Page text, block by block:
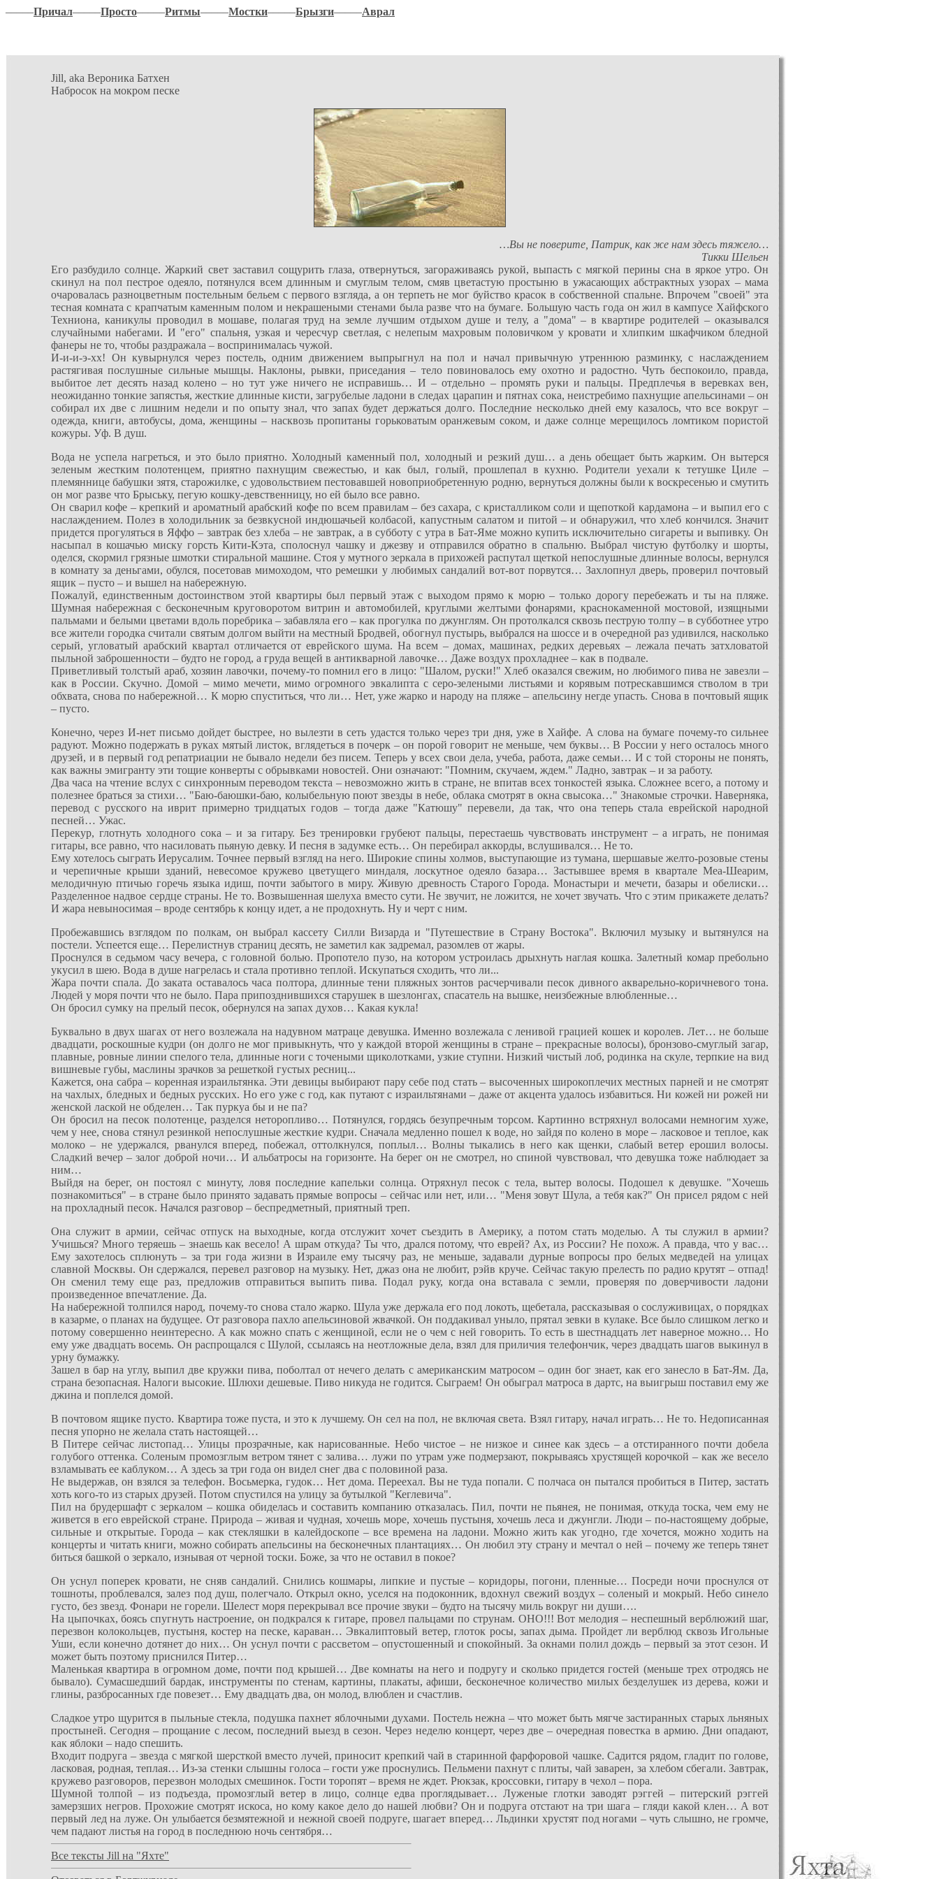
–––––Причал–––––Просто–––––Ритмы–––––Мостки–––––Брызги–––––Аврал
Jill, aka Вероника Батхен
Набросок на мокром песке
…Вы не поверите, Патрик, как же нам здесь тяжело…
Тикки Шельен
Его разбудило солнце. Жаркий свет заставил сощурить глаза, отвернуться, загораживаясь рукой, выпасть с мягкой перины сна в яркое утро. Он
скинул на пол пестрое одеяло, потянулся всем длинным и смуглым телом, смяв цветастую простыню в ужасающих абстрактных узорах – мама
очаровалась разноцветным постельным бельем с первого взгляда, а он терпеть не мог буйство красок в собственной спальне. Впрочем "своей" эта
тесная комната с крапчатым каменным полом и некрашеными стенами была разве что на бумаге. Большую часть года он жил в кампусе Хайфского
Техниона, каникулы проводил в мошаве, полагая труд на земле лучшим отдыхом душе и телу, а "дома" – в квартире родителей – оказывался
случайными набегами. И "его" спальня, узкая и чересчур светлая, с нелепым махровым половичком у кровати и хлипким шкафчиком бледной
фанеры не то, чтобы раздражала – воспринималась чужой.
И-и-и-э-хх! Он кувырнулся через постель, одним движением выпрыгнул на пол и начал привычную утреннюю разминку, с наслаждением
растягивая послушные сильные мышцы. Наклоны, рывки, приседания – тело повиновалось ему охотно и радостно. Чуть беспокоило, правда,
выбитое лет десять назад колено – но тут уже ничего не исправишь… И – отдельно – промять руки и пальцы. Предплечья в веревках вен,
неожиданно тонкие запястья, жесткие длинные кисти, загрубелые ладони в следах царапин и пятнах сока, неистребимо пахнущие апельсинами – он
собирал их две с лишним недели и по опыту знал, что запах будет держаться долго. Последние несколько дней ему казалось, что все вокруг –
одежда, книги, автобусы, дома, женщины – насквозь пропитаны горьковатым оранжевым соком, и даже солнце мерещилось ломтиком пористой
кожуры. Уф. В душ.
Вода не успела нагреться, и это было приятно. Холодный каменный пол, холодный и резкий душ… а день обещает быть жарким. Он вытерся
зеленым жестким полотенцем, приятно пахнущим свежестью, и как был, голый, прошлепал в кухню. Родители уехали к тетушке Циле –
племяннице бабушки зятя, старожилке, с удовольствием пестовавшей новоприобретенную родню, вернуться должны были к воскресенью и смутить
он мог разве что Брыську, пегую кошку-девственницу, но ей было все равно.
Он сварил кофе – крепкий и ароматный арабский кофе по всем правилам – без сахара, с кристалликом соли и щепоткой кардамона – и выпил его с
наслаждением. Полез в холодильник за безвкусной индюшачьей колбасой, капустным салатом и питой – и обнаружил, что хлеб кончился. Значит
придется прогуляться в Яффо – завтрак без хлеба – не завтрак, а в субботу с утра в Бат-Яме можно купить исключительно сигареты и выпивку. Он
насыпал в кошачью миску горсть Кити-Кэта, сполоснул чашку и джезву и отправился обратно в спальню. Выбрал чистую футболку и шорты,
оделся, скормил грязные шмотки стиральной машине. Стоя у мутного зеркала в прихожей распутал щеткой непослушные длинные волосы, вернулся
в комнату за деньгами, обулся, посетовав мимоходом, что ремешки у любимых сандалий вот-вот порвутся… Захлопнул дверь, проверил почтовый
ящик – пусто – и вышел на набережную.
Пожалуй, единственным достоинством этой квартиры был первый этаж с выходом прямо к морю – только дорогу перебежать и ты на пляже.
Шумная набережная с бесконечным круговоротом витрин и автомобилей, круглыми желтыми фонарями, краснокаменной мостовой, изящными
пальмами и белыми цветами вдоль поребрика – забавляла его – как прогулка по джунглям. Он протолкался сквозь пеструю толпу – в субботнее утро
все жители городка считали святым долгом выйти на местный Бродвей, обогнул пустырь, выбрался на шоссе и в очередной раз удивился, насколько
серый, угловатый арабский квартал отличается от еврейского шума. На всем – домах, машинах, редких деревьях – лежала печать затхловатой
пыльной заброшенности – будто не город, а груда вещей в антикварной лавочке… Даже воздух прохладнее – как в подвале.
Приветливый толстый араб, хозяин лавочки, почему-то помнил его в лицо: "Шалом, руски!" Хлеб оказался свежим, но любимого пива не завезли –
как в России. Скучно. Домой – мимо мечети, мимо огромного эвкалипта с серо-зелеными листьями и корявым потрескавшимся стволом в три
обхвата, снова по набережной… К морю спуститься, что ли… Нет, уже жарко и народу на пляже – апельсину негде упасть. Снова в почтовый ящик
– пусто.
Конечно, через И-нет письмо дойдет быстрее, но вылезти в сеть удастся только через три дня, уже в Хайфе. А слова на бумаге почему-то сильнее
радуют. Можно подержать в руках мятый листок, вглядеться в почерк – он порой говорит не меньше, чем буквы… В России у него осталось много
друзей, и в первый год репатриации не бывало недели без писем. Теперь у всех свои дела, учеба, работа, даже семьи… И с той стороны не понять,
как важны эмигранту эти тощие конверты с обрывками новостей. Они означают: "Помним, скучаем, ждем." Ладно, завтрак – и за работу.
Два часа на чтение вслух с синхронным переводом текста – невозможно жить в стране, не впитав всех тонкостей языка. Сложнее всего, а потому и
полезнее браться за стихи… "Баю-баюшки-баю, колыбельную поют звезды в небе, облака смотрят в окна свысока…" Знакомые строчки. Наверняка,
перевод с русского на иврит примерно тридцатых годов – тогда даже "Катюшу" перевели, да так, что она теперь стала еврейской народной
песней… Ужас.
Перекур, глотнуть холодного сока – и за гитару. Без тренировки грубеют пальцы, перестаешь чувствовать инструмент – а играть, не понимая
гитары, все равно, что насиловать пьяную девку. И песня в задумке есть… Он перебирал аккорды, вслушивался… Не то.
Ему хотелось сыграть Иерусалим. Точнее первый взгляд на него. Широкие спины холмов, выступающие из тумана, шершавые желто-розовые стены
и черепичные крыши зданий, невесомое кружево цветущего миндаля, лоскутное одеяло базара… Застывшее время в квартале Меа-Шеарим,
мелодичную птичью горечь языка идиш, почти забытого в миру. Живую древность Старого Города. Монастыри и мечети, базары и обелиски…
Разделенное надвое сердце страны. Не то. Возвышенная шелуха вместо сути. Не звучит, не ложится, не хочет звучать. Что с этим прикажете делать?
И жара невыносимая – вроде сентябрь к концу идет, а не продохнуть. Ну и черт с ним.
Пробежавшись взглядом по полкам, он выбрал кассету Силли Визарда и "Путешествие в Страну Востока". Включил музыку и вытянулся на
постели. Успеется еще… Перелистнув страниц десять, не заметил как задремал, разомлев от жары.
Проснулся в седьмом часу вечера, с головной болью. Пропотело пузо, на котором устроилась дрыхнуть наглая кошка. Залетный комар пребольно
укусил в шею. Вода в душе нагрелась и стала противно теплой. Искупаться сходить, что ли...
Жара почти спала. До заката оставалось часа полтора, длинные тени пляжных зонтов расчерчивали песок дивного акварельно-коричневого тона.
Людей у моря почти что не было. Пара припозднившихся старушек в шезлонгах, спасатель на вышке, неизбежные влюбленные…
Он бросил сумку на прелый песок, обернулся на запах духов… Какая кукла!
Буквально в двух шагах от него возлежала на надувном матраце девушка. Именно возлежала с ленивой грацией кошек и королев. Лет… не больше
двадцати, роскошные кудри (он долго не мог привыкнуть, что у каждой второй женщины в стране – прекрасные волосы), бронзово-смуглый загар,
плавные, ровные линии спелого тела, длинные ноги с точеными щиколотками, узкие ступни. Низкий чистый лоб, родинка на скуле, терпкие на вид
вишневые губы, маслины зрачков за решеткой густых ресниц...
Кажется, она сабра – коренная израильтянка. Эти девицы выбирают пару себе под стать – высоченных широкоплечих местных парней и не смотрят
на чахлых, бледных и бедных русских. Но его уже с год, как путают с израильтянами – даже от акцента удалось избавиться. Ни кожей ни рожей ни
женской лаской не обделен… Так пуркуа бы и не па?
Он бросил на песок полотенце, разделся неторопливо… Потянулся, гордясь безупречным торсом. Картинно встряхнул волосами немногим хуже,
чем у нее, снова стянул резинкой непослушные жесткие кудри. Сначала медленно пошел к воде, но зайдя по колено в море – ласковое и теплое, как
молоко – не удержался, рванулся вперед, побежал, оттолкнулся, поплыл… Волны тыкались в него как щенки, слабый ветер ерошил волосы.
Сладкий вечер – залог доброй ночи… И альбатросы на горизонте. На берег он не смотрел, но спиной чувствовал, что девушка тоже наблюдает за
ним…
Выйдя на берег, он постоял с минуту, ловя последние капельки солнца. Отряхнул песок с тела, вытер волосы. Подошел к девушке. "Хочешь
познакомиться" – в стране было принято задавать прямые вопросы – сейчас или нет, или… "Меня зовут Шула, а тебя как?" Он присел рядом с ней
на прохладный песок. Начался разговор – беспредметный, приятный треп.
Она служит в армии, сейчас отпуск на выходные, когда oтслужит хочет съездить в Америку, а потом стать моделью. А ты служил в армии?
Учишься? Много теряешь – знаешь как весело! А шрам откуда? Ты что, дрался потому, что еврей? Ах, из России? Не похож. А правда, что у вас…
Ему захотелось сплюнуть – за три года жизни в Израиле ему тысячу раз, не меньше, задавали дурные вопросы про белых медведей на улицах
славной Москвы. Он сдержался, перевел разговор на музыку. Нет, джаз она не любит, рэйв круче. Сейчас такую прелесть по радио крутят – отпад!
Он сменил тему еще раз, предложив отправиться выпить пива. Подал руку, когда она вставала с земли, проверяя по доверчивости ладони
произведенное впечатление. Да.
На набережной толпился народ, почему-то снова стало жарко. Шула уже держала его под локоть, щебетала, рассказывая о сослуживицах, о порядках
в казарме, о планах на будущее. От разговора пахло апельсиновой жвачкой. Он поддакивал уныло, прятал зевки в кулаке. Все было слишком легко и
потому совершенно неинтересно. А как можно спать с женщиной, если не о чем с ней говорить. То есть в шестнадцать лет наверное можно… Но
ему уже двадцать восемь. Он распрощался с Шулой, ссылаясь на неотложные дела, взял для приличия телефончик, через двадцать шагов выкинул в
урну бумажку.
Зашел в бар на углу, выпил две кружки пива, поболтал от нечего делать с американским матросом – один бог знает, как его занесло в Бат-Ям. Да,
страна безопасная. Налоги высокие. Шлюхи дешевые. Пиво никуда не годится. Сыграем! Он обыграл матроса в дартс, на выигрыш поставил ему же
джина и поплелся домой.
В почтовом ящике пусто. Квартира тоже пуста, и это к лучшему. Он сел на пол, не включая света. Взял гитару, начал играть… Не то. Недописанная
песня упорно не желала стать настоящей…
В Питере сейчас листопад… Улицы прозрачные, как нарисованные. Небо чистое – не низкое и синее как здесь – а отстиранного почти добела
голубого оттенка. Соленым промозглым ветром тянет с залива… лужи по утрам уже подмерзают, покрываясь хрустящей корочкой – как же весело
взламывать ее каблуком… А здесь за три года он видел снег два с половиной раза.
Не выдержав, он взялся за телефон. Восьмерка, гудок… Нет дома. Переехал. Вы не туда попали. С полчаса он пытался пробиться в Питер, застать
хоть кого-то из старых друзей. Потом спустился на улицу за бутылкой "Кеглевича".
Пил на брудершафт с зеркалом – кошка обиделась и составить компанию отказалась. Пил, почти не пьянея, не понимая, откуда тоска, чем ему не
живется в его еврейской стране. Природа – живая и чудная, хочешь море, хочешь пустыня, хочешь леса и джунгли. Люди – по-настоящему добрые,
сильные и открытые. Города – как стекляшки в калейдоскопе – все времена на ладони. Можно жить как угодно, где хочется, можно ходить на
концерты и читать книги, можно собирать апельсины на бесконечных плантациях… Он любил эту страну и мечтал о ней – почему же теперь тянет
биться башкой о зеркало, изнывая от черной тоски. Боже, за что не оставил в покое?
Он уснул поперек кровати, не сняв сандалий. Снились кошмары, липкие и пустые – коридоры, погони, пленные… Посреди ночи проснулся от
тошноты, проблевался, залез под душ, полегчало. Открыл окно, уселся на подоконник, вдохнул свежий воздух – соленый и мокрый. Небо синело
густо, без звезд. Фонари не горели. Шелест моря перекрывал все прочие звуки – будто на тысячу миль вокруг ни души….
На цыпочках, боясь спугнуть настроение, он подкрался к гитаре, провел пальцами по струнам. ОНО!!! Вот мелодия – неспешный верблюжий шаг,
перезвон колокольцев, пустыня, костер на песке, караван… Эвкалиптовый ветер, глоток росы, запах дыма. Пройдет ли верблюд сквозь Игольные
Уши, если конечно дотянет до них… Он уснул почти с рассветом – опустошенный и спокойный. За окнами полил дождь – первый за этот сезон. И
может быть поэтому приснился Питер…
Маленькая квартира в огромном доме, почти под крышей… Две комнаты на него и подругу и сколько придется гостей (меньше трех отродясь не
бывало). Сумасшедший бардак, инструменты по стенам, картины, плакаты, афиши, бесконечное количество милых безделушек из дерева, кожи и
глины, разбросанных где повезет… Ему двадцать два, он молод, влюблен и счастлив.
Сладкое утро щурится в пыльные стекла, подушка пахнет яблочными духами. Постель нежна – что может быть мягче застиранных старых льняных
простыней. Сегодня – прощание с лесом, последний выезд в сезон. Через неделю концерт, через две – очередная повестка в армию. Дни опадают,
как яблоки – надо спешить.
Входит подруга – звезда с мягкой шерсткой вместо лучей, приносит крепкий чай в старинной фарфоровой чашке. Садится рядом, гладит по голове,
ласковая, родная, теплая… Из-за стенки слышны голоса – гости уже проснулись. Пельмени пахнут с плиты, чай заварен, за хлебом сбегали. Завтрак,
кружево разговоров, перезвон молодых смешинок. Гости торопят – время не ждет. Рюкзак, кроссовки, гитару в чехол – пора.
Шумной толпой – из подъезда, промозглый ветер в лицо, солнце едва проглядывает… Луженые глотки заводят рэггей – питерский рэггей
замерзших негров. Прохожие смотрят искоса, но кому какое дело до нашей любви? Он и подруга отстают на три шага – гляди какой клен… А вот
первый лед на луже. Он улыбается безмятежной и нежной своей подруге, шагает вперед… Льдинки хрустят под ногами – чуть слышно, не громче,
чем падают листья на город в последнюю ночь сентября…
Все тексты Jill на "Яхте"